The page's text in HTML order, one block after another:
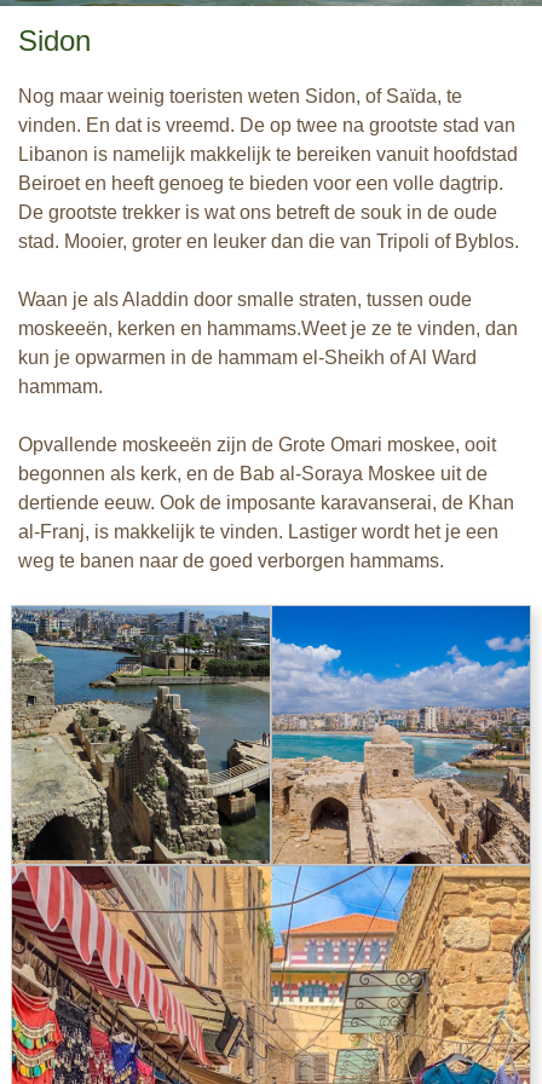
Sidon
Nog maar weinig toeristen weten Sidon, of Saïda, te
vinden. En dat is vreemd. De op twee na grootste stad van
Libanon is namelijk makkelijk te bereiken vanuit hoofdstad
Beiroet en heeft genoeg te bieden voor een volle dagtrip.
De grootste trekker is wat ons betreft de souk in de oude
stad. Mooier, groter en leuker dan die van Tripoli of Byblos.
Waan je als Aladdin door smalle straten, tussen oude
moskeeën, kerken en hammams.Weet je ze te vinden, dan
kun je opwarmen in de hammam el-Sheikh of Al Ward
hammam.
Opvallende moskeeën zijn de Grote Omari moskee, ooit
begonnen als kerk, en de Bab al-Soraya Moskee uit de
dertiende eeuw. Ook de imposante karavanserai, de Khan
al-Franj, is makkelijk te vinden. Lastiger wordt het je een
weg te banen naar de goed verborgen hammams.